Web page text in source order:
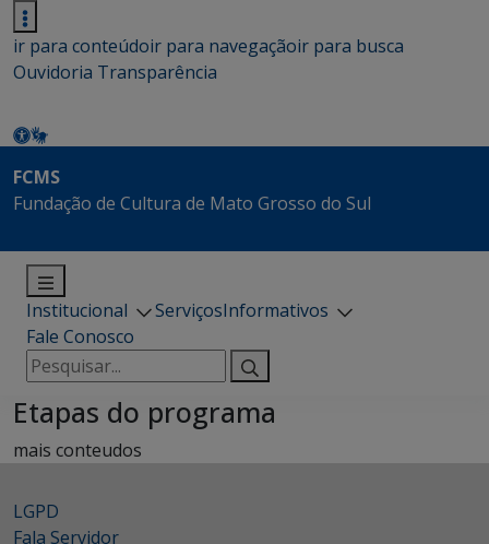
ir para conteúdoir para navegaçãoir para busca
Ouvidoria Transparência
FCMS
Fundação de Cultura de Mato Grosso do Sul
Institucional ServiçosInformativos
Fale Conosco
Pesquisar
por:
Etapas do programa
mais conteudos
LGPD
Fala Servidor